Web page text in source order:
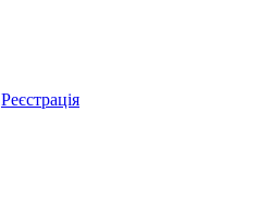
Реєстрація